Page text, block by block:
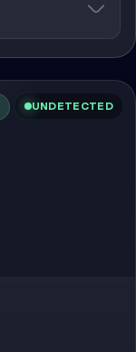
UNDETECTED